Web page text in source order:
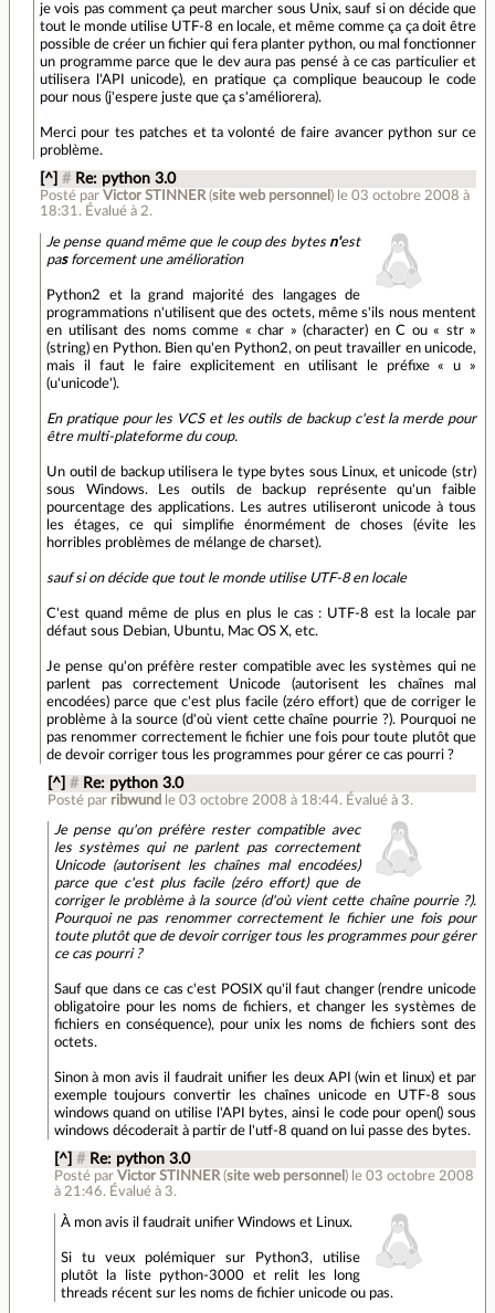
je vois pas comment ça peut marcher sous Unix, sauf si on décide que
tout le monde utilise UTF-8 en locale, et même comme ça ça doit être
possible de créer un fichier qui fera planter python, ou mal fonctionner
un programme parce que le dev aura pas pensé à ce cas particulier et
utilisera l'API unicode), en pratique ça complique beaucoup le code
pour nous (j'espere juste que ça s'améliorera).
Merci pour tes patches et ta volonté de faire avancer python sur ce
problème.
[^] # Re: python 3.0
Posté parVictor STINNER (site web personnel ) le 03 octobre 2008 à
18:31 . Évalué à 2.
Je pense quand même que le coup des bytes n'est
pasforcement une amélioration
Python2 et la grand majorité des langages de
programmations n'utilisent que des octets, même s'ils nous mentent
en utilisant des noms comme « char » (character) en C ou « str »
(string) en Python. Bien qu'en Python2, on peut travailler en unicode,
mais il faut le faire explicitement en utilisant le préfixe « u »
(u'unicode').
En pratique pour les VCS et les outils de backup c'est la merde pour
être multi-plateforme du coup.
Un outil de backup utilisera le type bytes sous Linux, et unicode (str)
sous Windows. Les outils de backup représente qu'un faible
pourcentage des applications. Les autres utiliseront unicode à tous
les étages, ce qui simplifie énormément de choses (évite les
horribles problèmes de mélange de charset).
sauf si on décide que tout le monde utilise UTF-8 en locale
C'est quand même de plus en plus le cas : UTF-8 est la locale par
défaut sous Debian, Ubuntu, Mac OS X, etc.
Je pense qu'on préfère rester compatible avec les systèmes qui ne
parlent pas correctement Unicode (autorisent les chaînes mal
encodées) parce que c'est plus facile (zéro effort) que de corriger le
problème à la source (d'où vient cette chaîne pourrie ?). Pourquoi ne
pas renommer correctement le fichier une fois pour toute plutôt que
de devoir corriger tous les programmes pour gérer ce cas pourri ?
[^] # Re: python 3.0
Posté par ribwund le 03 octobre 2008 à 18:44. Évalué à 3.
Je pense qu'on préfère rester compatible avec
les systèmes qui ne parlent pas correctement
Unicode (autorisent les chaînes mal encodées)
parce que c'est plus facile (zéro effort) que de
corriger le problème à la source (d'où vient cette chaîne pourrie ?).
Pourquoi ne pas renommer correctement le fichier une fois pour
toute plutôt que de devoir corriger tous les programmes pour gérer
ce cas pourri ?
Sauf que dans ce cas c'est POSIX qu'il faut changer (rendre unicode
obligatoire pour les noms de fichiers, et changer les systèmes de
fichiers en conséquence), pour unix les noms de fichiers sont des
octets.
Sinon à mon avis il faudrait unifier les deux API (win et linux) et par
exemple toujours convertir les chaînes unicode en UTF-8 sous
windows quand on utilise l'API bytes, ainsi le code pour open() sous
windows décoderait à partir de l'utf-8 quand on lui passe des bytes.
[^] # Re: python 3.0
Posté par Victor STINNER(site web personnel ) le 03 octobre 2008
à 21:46. Évalué à 3.
À mon avis il faudrait unifier Windows et Linux.
Si tu veux polémiquer sur Python3, utilise
plutôt la liste python-3000 et relit les long
threads récent sur les noms de fichier unicode ou pas.